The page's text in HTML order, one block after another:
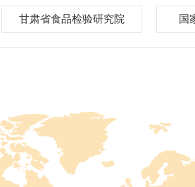
甘肃省食品检验研究院 国